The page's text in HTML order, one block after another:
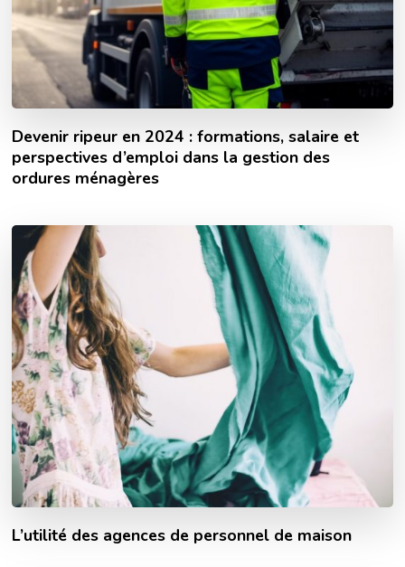
Devenir ripeur en 2024 : formations, salaire et
perspectives d’emploi dans la gestion des
ordures ménagères
L’utilité des agences de personnel de maison